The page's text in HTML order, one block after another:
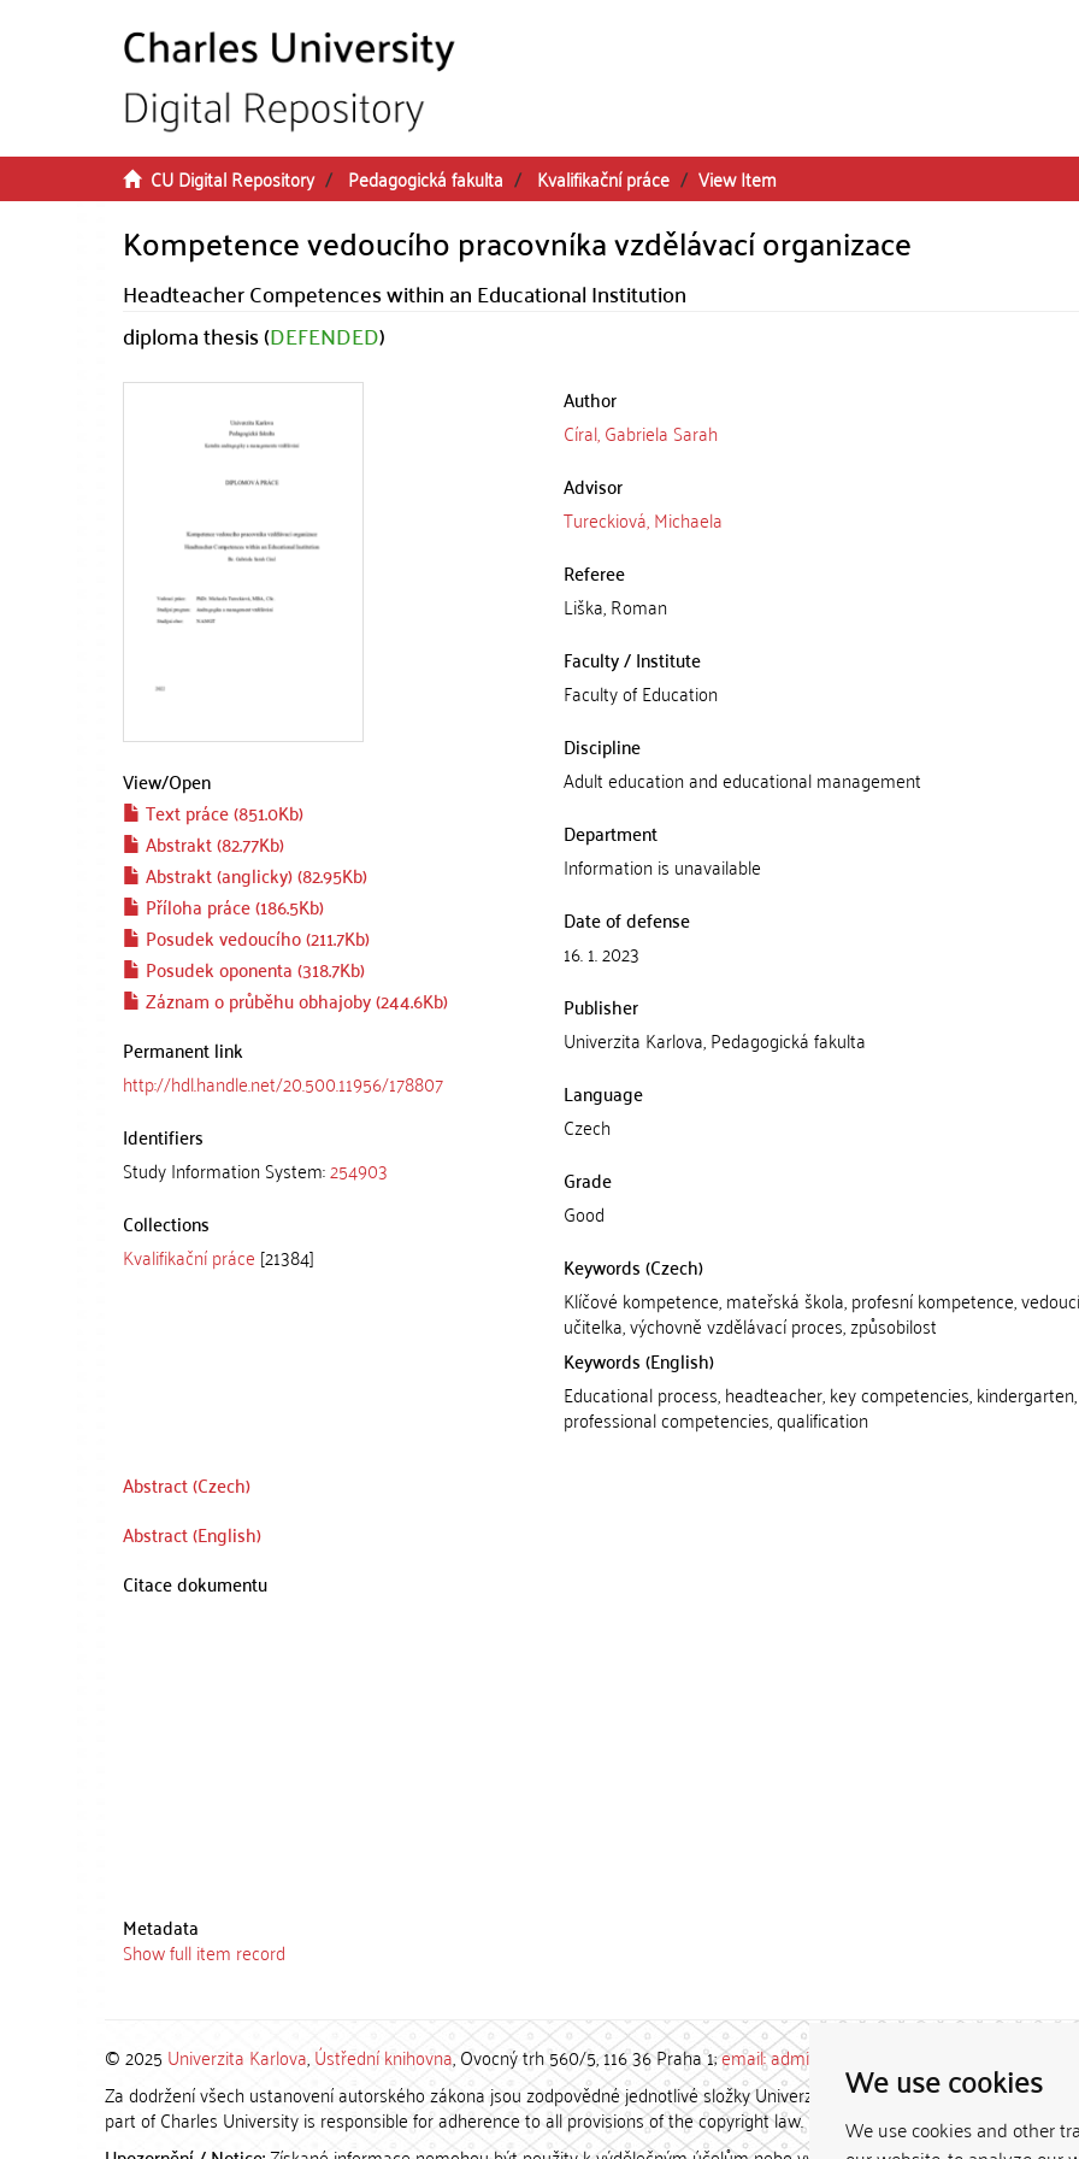
We use cookies
We use cookies and other
CU Digital Repository Pedagogická fakulta Kvalifikační práce View Item
Kompetence vedoucího pracovníka vzdělávací organizace
Headteacher Competences within an Educational Institution
diploma thesis (DEFENDED)
View/Open
Text práce (851.0Kb)
Abstrakt (82.77Kb)
Abstrakt (anglicky) (82.95Kb)
Příloha práce (186.5Kb)
Posudek vedoucího (211.7Kb)
Posudek oponenta (318.7Kb)
Záznam o průběhu obhajoby (244.6Kb)
Permanent link
http://hdl.handle.net/20.500.11956/178807
Identifiers
Study Information System:254903
Collections
Kvalifikační práce [21384]
Author
Círal, Gabriela Sarah
Advisor
Tureckiová, Michaela
Referee
Liška, Roman
Faculty / Institute
Faculty of Education
Discipline
Adult education and educational management
Department
Information is unavailable
Date of defense
16. 1. 2023
Publisher
Univerzita Karlova, Pedagogická fakulta
Language
Czech
Grade
Good
Keywords (Czech)
Klíčové kompetence, mateřská škola, profesní kompetence, vedoucí
učitelka, výchovně vzdělávací proces, způsobilost
Keywords (English)
Educational process, headteacher, key competencies, kindergarten,
professional competencies, qualification
Abstract (Czech)
Abstract (English)
Citace dokumentu
Metadata
Show full item record
© 2025 Univerzita Karlova,Ústřední knihovna, Ovocný trh 560/5, 116 36 Praha 1;email: admin-repozitar [at] cuni.cz
Za dodržení všech ustanovení autorského zákona jsou zodpovědné jednotlivé složky Univerzity Karlovy. / Each constituent
part of Charles University is responsible for adherence to all provisions of the copyright law.